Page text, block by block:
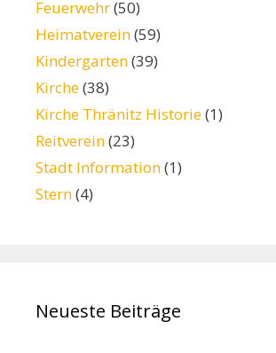
Feuerwehr(50)
Heimatverein(59)
Kindergarten(39)
Kirche(38)
Kirche Thränitz Historie(1)
Reitverein(23)
Stadt Information(1)
Stern(4)
Neueste Beiträge